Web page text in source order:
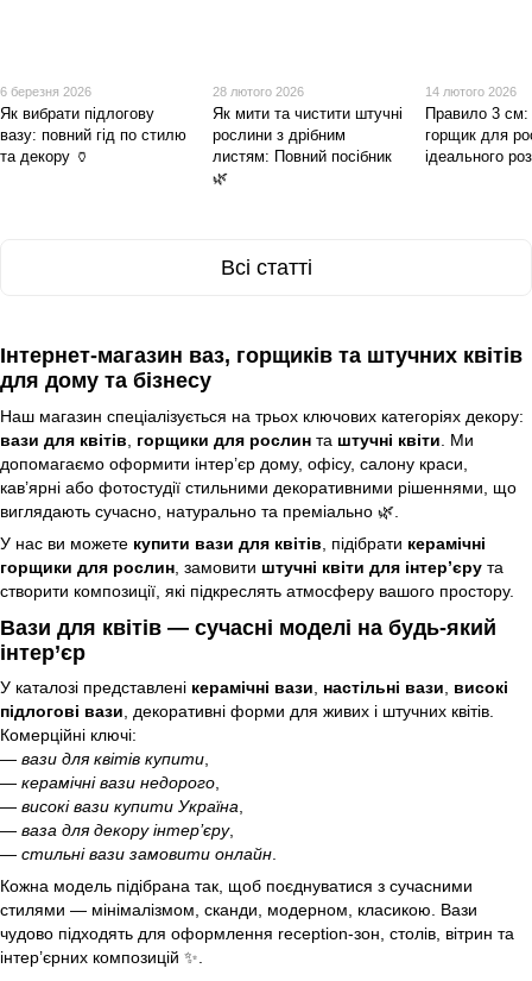
6 березня 2026
Як вибрати підлогову
вазу: повний гід по стилю
та декору 🏺
28 лютого 2026
Як мити та чистити штучні
рослини з дрібним
листям: Повний посібник
🌿
14 лютого 2026
Правило 3 см:
горщик для
ідеального
Всі статті
Інтернет-магазин ваз, горщиків та штучних квітів
для дому та бізнесу
Наш магазин спеціалізується на трьох ключових категоріях декору:
вази для квітів
горщики для рослин та штучні квіти . Ми
допомагаємо оформити інтер’єр дому, офісу, салону краси,
кав’ярні або фотостудії стильними декоративними рішеннями, що
виглядають сучасно, натурально та преміально 🌿.
У нас ви можете купити вази для квітів , підібрати керамічні
горщики для рослин , замовити штучні квіти для інтер’єру та
створити композиції, які підкреслять атмосферу вашого простору.
Вази для квітів — сучасні моделі на будь-який
інтер’єр
У каталозі представлені керамічні вази, настільні вази, високі
підлогові вази, декоративні форми для живих і штучних квітів.
Комерційні ключі:
— вази для квітів купити,
— керамічні вази недорого,
— високі вази купити Україна,
— ваза для декору інтер’єру,
— стильні вази замовити онлайн.
Кожна модель підібрана так, щоб поєднуватися з сучасними
стилями — мінімалізмом, сканди, модерном, класикою. Вази
чудово підходять для оформлення reception-зон, столів, вітрин та
інтер’єрних композицій ✨.